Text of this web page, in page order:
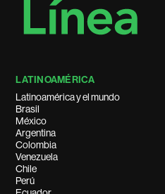
LATINOAMÉRICA
Latinoamérica y el mundo
Brasil
México
Argentina
Colombia
Venezuela
Chile
Perú